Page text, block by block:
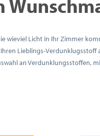
wieviel Licht in Ihr Zimmer
Lieblings-Verdunklugsstoff
an Verdunklungsstoffen,